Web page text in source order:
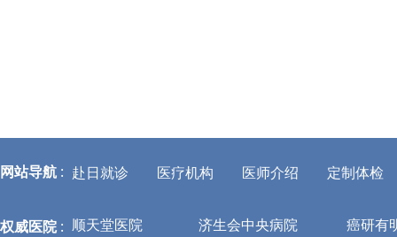
网站导航 : 赴日就诊 医疗机构 医师介绍 定制体检
权威医院: 顺天堂医院 济生会中央病院 癌研有